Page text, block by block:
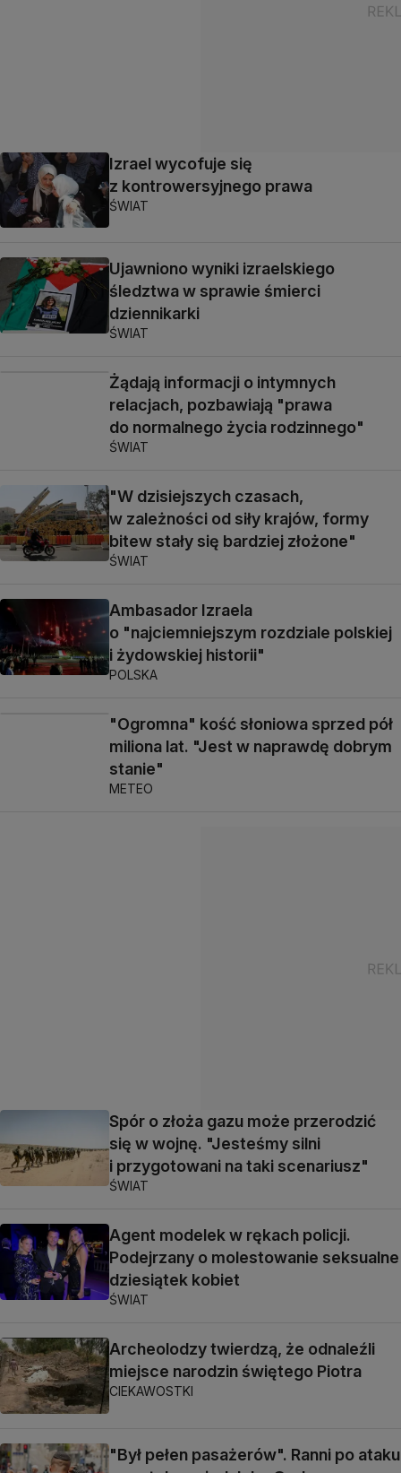
Izrael wycofuje się
z kontrowersyjnego prawa
ŚWIAT
Ujawniono wyniki izraelskiego
śledztwa w sprawie śmierci
dziennikarki
ŚWIAT
Żądają informacji o intymnych
relacjach, pozbawiają "prawa
do normalnego życia rodzinnego"
ŚWIAT
"W dzisiejszych czasach,
w zależności od siły krajów, formy
bitew stały się bardziej złożone"
ŚWIAT
Ambasador Izraela
o "najciemniejszym rozdziale polskiej
i żydowskiej historii"
POLSKA
"Ogromna" kość słoniowa sprzed pół
miliona lat. "Jest w naprawdę dobrym
stanie"
METEO
Spór o złoża gazu może przerodzić
się w wojnę. "Jesteśmy silni
i przygotowani na taki scenariusz"
ŚWIAT
Agent modelek w rękach policji.
Podejrzany o molestowanie seksualne
dziesiątek kobiet
ŚWIAT
Archeolodzy twierdzą, że odnaleźli
miejsce narodzin świętego Piotra
CIEKAWOSTKI
"Był pełen pasażerów". Ranni po ataku